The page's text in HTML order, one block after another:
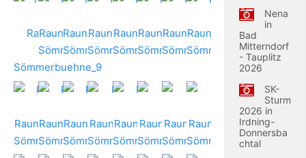
Nena
in
Bad
Mitterndorf
- Tauplitz
2026
SK-
Sturm
2026 in
Irdning-
Donnersba
chtal